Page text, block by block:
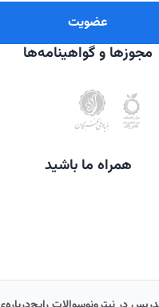
مجوزها و گواهینامه‌ها
همراه ما باشید